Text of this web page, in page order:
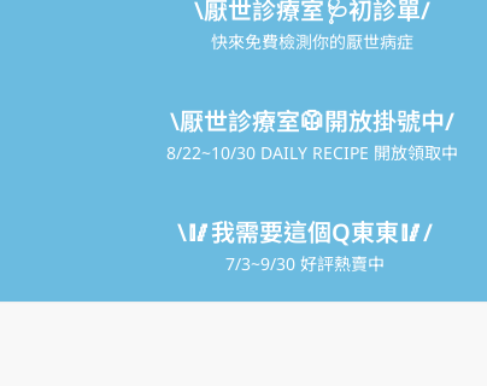
\厭世診療室🩺初診單/
快來免費檢測你的厭世病症
\厭世診療室🥼開放掛號中/
8/22~10/30 DAILY RECIPE 開放領取中
\🥢我需要這個Q東東🥢/
7/3~9/30 好評熱賣中